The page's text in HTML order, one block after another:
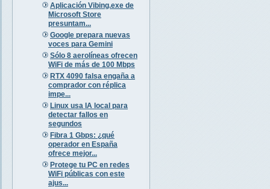
Aplicación Vibing.exe de
Microsoft Store
presuntam...
Google prepara nuevas
voces para Gemini
Sólo 8 aerolíneas ofrecen
WiFi de más de 100 Mbps
RTX 4090 falsa engaña a
comprador con réplica
impe...
Linux usa IA local para
detectar fallos en
segundos
Fibra 1 Gbps: ¿qué
operador en España
ofrece mejor...
Protege tu PC en redes
WiFi públicas con este
ajus...